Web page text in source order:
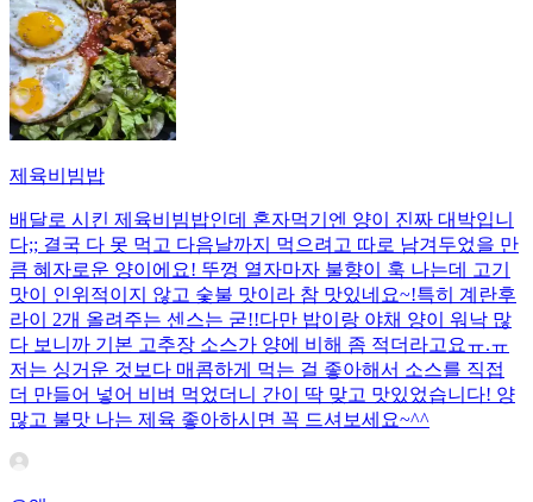
제육비빔밥
배달로 시킨 제육비빔밥인데 혼자먹기엔 양이 진짜 대박입니
다;; 결국 다 못 먹고 다음날까지 먹으려고 따로 남겨두었을 만
큼 혜자로운 양이에요! 뚜껑 열자마자 불향이 훅 나는데 고기
맛이 인위적이지 않고 숯불 맛이라 참 맛있네요~!특히 계란후
라이 2개 올려주는 센스는 굳!! ​다만 밥이랑 야채 양이 워낙 많
다 보니까 기본 고추장 소스가 양에 비해 좀 적더라고요ㅠ.ㅠ
저는 싱거운 것보다 매콤하게 먹는 걸 좋아해서 소스를 직접
더 만들어 넣어 비벼 먹었더니 간이 딱 맞고 맛있었습니다! 양
많고 불맛 나는 제육 좋아하시면 꼭 드셔보세요~^^